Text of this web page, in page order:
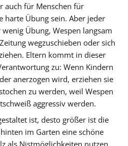
auch für Menschen für
harte Übung sein. Aber jeder
Übung, Wespen langsam
wegzuschieben oder sich
Eltern kommt in dieser
zu: Wenn Kindern
anerzogen wird, erziehen sie
zu werden, weil Wespen
aggressiv werden.
ist, desto größer ist die
im Garten eine schöne
als Nistmöglichkeiten nutzen.